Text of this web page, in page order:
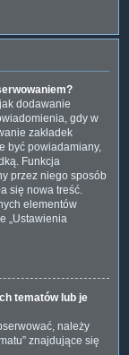
dodawanie
gdy w
zakładek
być powiadamiany,
Funkcja
przez niego sposób
się nowa treść.
elementów
„Ustawienia
tematów lub je
należy
znajdujące się